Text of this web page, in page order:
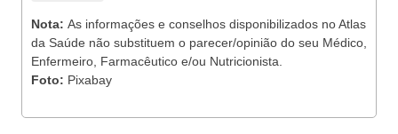
Nota: As informações e conselhos disponibilizados no Atlas
da Saúde não substituem o parecer/opinião do seu Médico,
Enfermeiro, Farmacêutico e/ou Nutricionista.
Foto: Pixabay